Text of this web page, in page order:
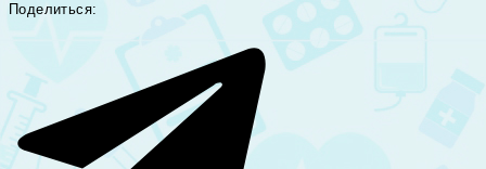
Поделиться: